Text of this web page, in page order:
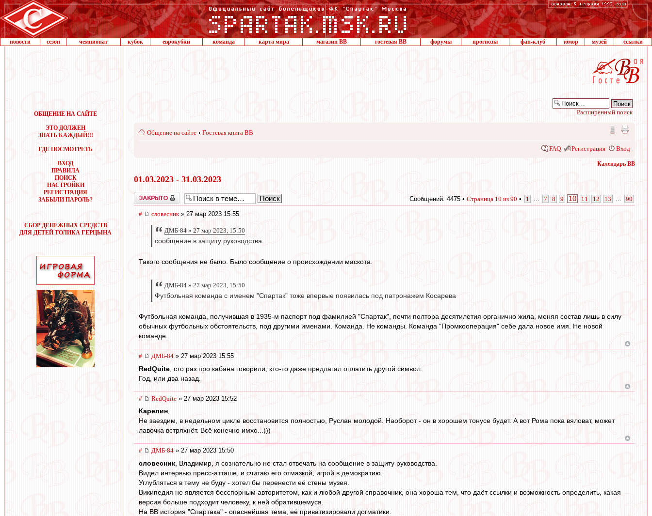
новости сезон чемпионат кубок еврокубки команда карта мира магазин ВВ гостевая ВВ форумы прогнозы фан-клуб юмор музей ссылки
ОБЩЕНИЕ НА САЙТЕ
ЭТО ДОЛЖЕН
ЗНАТЬ КАЖДЫЙ!!!
ГДЕ ПОСМОТРЕТЬ
ВХОД
ПРАВИЛА
ПОИСК
НАСТРОЙКИ
РЕГИСТРАЦИЯ
ЗАБЫЛИ ПАРОЛЬ?
СБОР ДЕНЕЖНЫХ СРЕДСТВ
ДЛЯ ДЕТЕЙ ТОЛИКА ГЕРЦЫНА
Расширенный поиск
Общение на сайте ‹ Гостевая книга ВВ
FAQ Регистрация Вход
Календарь ВВ
01.03.2023 - 31.03.2023
Закрыто Сообщений: 4475 • Страница 10 из 90 • 1 7 8 9 10 11 12 13 90
# словесник » 27 мар 2023 15:55
ДМБ-84 » 27 мар 2023, 15:50
сообщение в защиту руководства
Такого сообщения не было. Было сообщение о происхождении маскота.
ДМБ-84 » 27 мар 2023, 15:50
Футбольная команда с именем "Спартак" тоже впервые появилась под патронажем Косарева
Футбольная команда, получившая в 1935-м паспорт под фамилией "Спартак", почти полтора десятилетия органично жила, меняя состав лишь в силу
обычных футбольных обстоятельств, под другими именами. Команда. Не команды. Команда "Промкооперация" себе дала новое имя. Не новой
команде.
# ДМБ-84 » 27 мар 2023 15:55
RedQuite , сто раз про кабана говорили, кто-то даже предлагал оплатить другой символ.
Год, или два назад.
# RedQuite » 27 мар 2023 15:52
Карелин,
Не заездим, в недельном цикле восстановится полностью, Руслан молодой. Наоборот - он в хорошем тонусе будет. А вот Рома пока вяловат, может
лавочка встряхнёт. Всё конечно имхо...)))
# ДМБ-84 » 27 мар 2023 15:50
словесник , Владимир, я сознательно не стал отвечать на сообщение в защиту руководства.
Видел интервью пресс-атташе, и считаю его отмазкой, игрой в демократию.
Углубляться в тему не буду - хотел бы перенести её стены музея.
Википедия не является бесспорным авторитетом, как и любой другой справочник, она хороша тем, что даёт ссылки и возможность определить, какая
версия больше подходит человеку, к ней обратившемуся.
На ВВ история "Спартака" - опаснейшая тема, её приватизировали догматики.